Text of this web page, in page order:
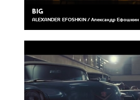
BIG
ALEXANDER EFOSHKIN / Александр Ефошкин